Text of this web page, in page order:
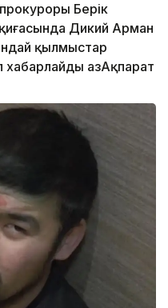
Берік
Дикий Арман
қылмыстар
ҚазАқпарат